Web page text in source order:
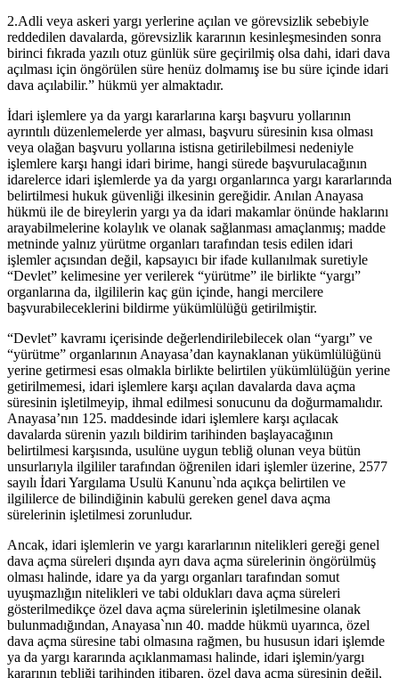
2.Adli veya askeri yargı yerlerine açılan ve görevsizlik sebebiyle
reddedilen davalarda, görevsizlik kararının kesinleşmesinden sonra
birinci fıkrada yazılı otuz günlük süre geçirilmiş olsa dahi, idari dava
açılması için öngörülen süre henüz dolmamış ise bu süre içinde idari
dava açılabilir.” hükmü yer almaktadır.
İdari işlemlere ya da yargı kararlarına karşı başvuru yollarının
ayrıntılı düzenlemelerde yer alması, başvuru süresinin kısa olması
veya olağan başvuru yollarına istisna getirilebilmesi nedeniyle
işlemlere karşı hangi idari birime, hangi sürede başvurulacağının
idarelerce idari işlemlerde ya da yargı organlarınca yargı kararlarında
belirtilmesi hukuk güvenliği ilkesinin gereğidir. Anılan Anayasa
hükmü ile de bireylerin yargı ya da idari makamlar önünde haklarını
arayabilmelerine kolaylık ve olanak sağlanması amaçlanmış; madde
metninde yalnız yürütme organları tarafından tesis edilen idari
işlemler açısından değil, kapsayıcı bir ifade kullanılmak suretiyle
“Devlet” kelimesine yer verilerek “yürütme” ile birlikte “yargı”
organlarına da, ilgililerin kaç gün içinde, hangi mercilere
başvurabileceklerini bildirme yükümlülüğü getirilmiştir.
“Devlet” kavramı içerisinde değerlendirilebilecek olan “yargı” ve
“yürütme” organlarının Anayasa’dan kaynaklanan yükümlülüğünü
yerine getirmesi esas olmakla birlikte belirtilen yükümlülüğün yerine
getirilmemesi, idari işlemlere karşı açılan davalarda dava açma
süresinin işletilmeyip, ihmal edilmesi sonucunu da doğurmamalıdır.
Anayasa’nın 125. maddesinde idari işlemlere karşı açılacak
davalarda sürenin yazılı bildirim tarihinden başlayacağının
belirtilmesi karşısında, usulüne uygun tebliğ olunan veya bütün
unsurlarıyla ilgililer tarafından öğrenilen idari işlemler üzerine, 2577
sayılı İdari Yargılama Usulü Kanunu`nda açıkça belirtilen ve
ilgililerce de bilindiğinin kabulü gereken genel dava açma
sürelerinin işletilmesi zorunludur.
Ancak, idari işlemlerin ve yargı kararlarının nitelikleri gereği genel
dava açma süreleri dışında ayrı dava açma sürelerinin öngörülmüş
olması halinde, idare ya da yargı organları tarafından somut
uyuşmazlığın nitelikleri ve tabi oldukları dava açma süreleri
gösterilmedikçe özel dava açma sürelerinin işletilmesine olanak
bulunmadığından, Anayasa`nın 40. madde hükmü uyarınca, özel
dava açma süresine tabi olmasına rağmen, bu hususun idari işlemde
ya da yargı kararında açıklanmaması halinde, idari işlemin/yargı
kararının tebliği tarihinden itibaren, özel dava açma süresinin değil,